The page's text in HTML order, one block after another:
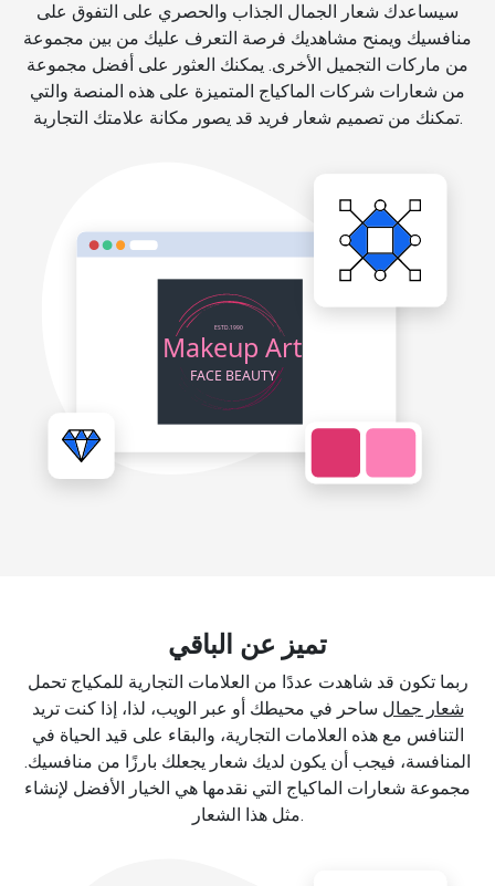
سيساعدك شعار الجمال الجذاب والحصري على التفوق على
منافسيك ويمنح مشاهديك فرصة التعرف عليك من بين مجموعة
من ماركات التجميل الأخرى. يمكنك العثور على أفضل مجموعة
من شعارات شركات الماكياج المتميزة على هذه المنصة والتي
تمكنك من تصميم شعار فريد قد يصور مكانة علامتك التجارية.
تميز عن الباقي
ربما تكون قد شاهدت عددًا من العلامات التجارية للمكياج تحمل
شعار جمال ساحر في محيطك أو عبر الويب، لذا، إذا كنت تريد
التنافس مع هذه العلامات التجارية، والبقاء على قيد الحياة في
المنافسة، فيجب أن يكون لديك شعار يجعلك بارزًا من منافسيك.
مجموعة شعارات الماكياج التي نقدمها هي الخيار الأفضل لإنشاء
مثل هذا الشعار.